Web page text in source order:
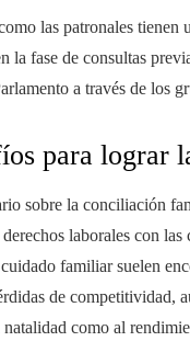
las patronales
la fase de consultas
a través de los
para lograr
sobre la conciliación
laborales con
familiar suelen
de competitividad,
como al